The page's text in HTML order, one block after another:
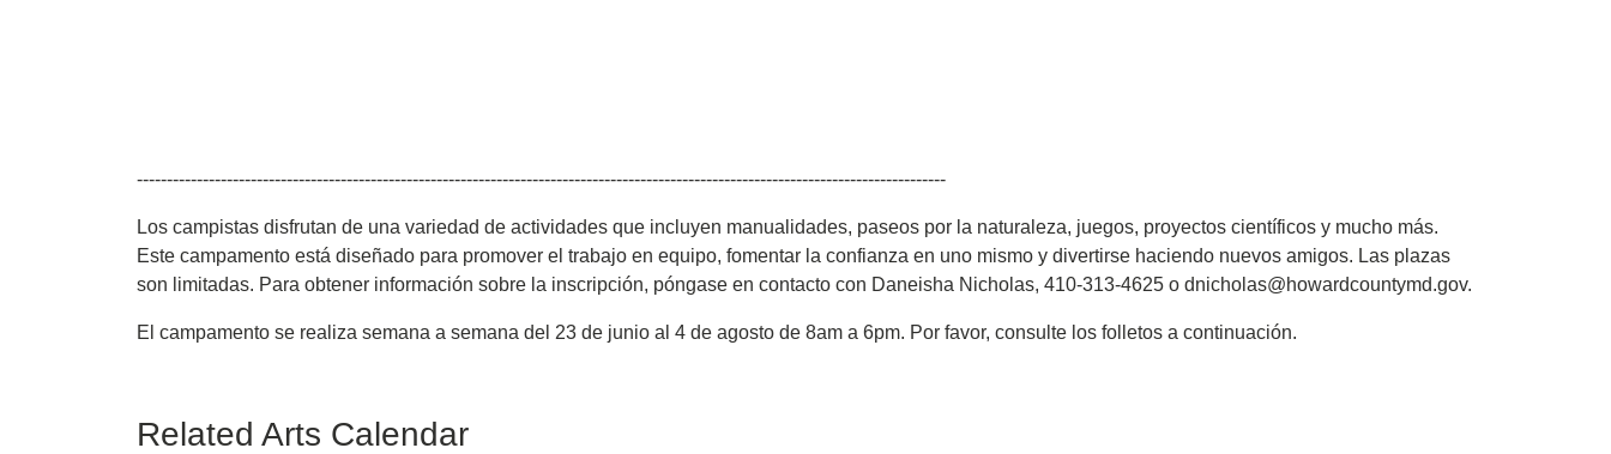
---------------------------------------------------------------------------------------------------------------------------------------
Los campistas disfrutan de una variedad de actividades que incluyen manualidades, paseos por la naturaleza, juegos, proyectos científicos y mucho más.
Este campamento está diseñado para promover el trabajo en equipo, fomentar la confianza en uno mismo y divertirse haciendo nuevos amigos. Las plazas
son limitadas. Para obtener información sobre la inscripción, póngase en contacto con Daneisha Nicholas, 410-313-4625 o dnicholas@howardcountymd.gov.
El campamento se realiza semana a semana del 23 de junio al 4 de agosto de 8am a 6pm. Por favor, consulte los folletos a continuación.
Related Arts Calendar